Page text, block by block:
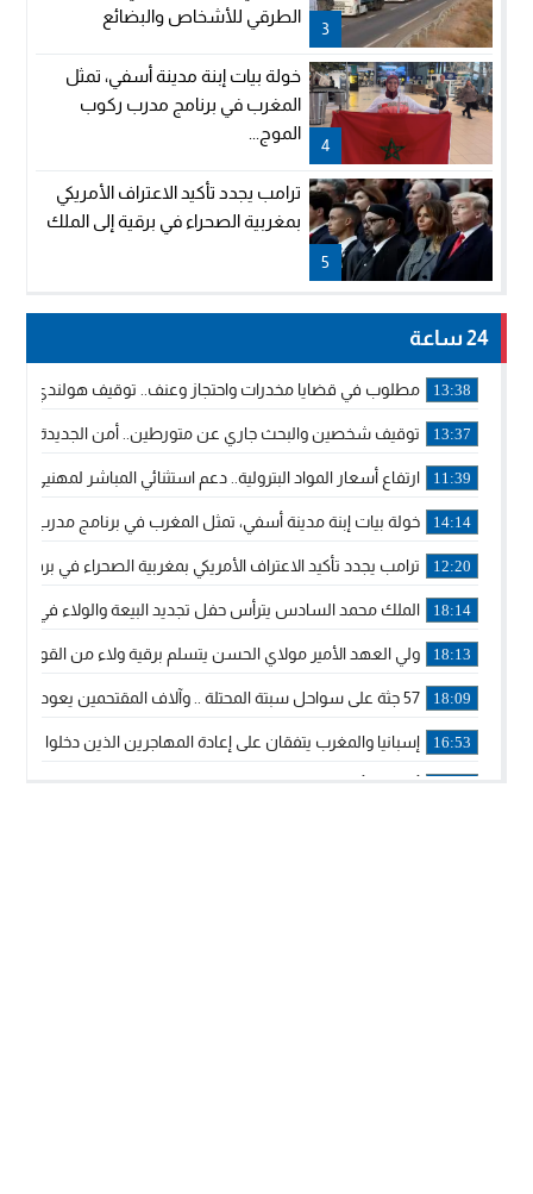
3
الطرقي للأشخاص والبضائع
4
خولة بيات إبنة مدينة أسفي، تمثل
المغرب في برنامج مدرب ركوب
الموج...
5
ترامب يجدد تأكيد الاعتراف الأمريكي
بمغربية الصحراء في برقية إلى الملك
24 ساعة
13:38 مطلوب في قضايا مخدرات واحتجاز وعنف.. توقيف هولندي
13:37 توقيف شخصين والبحث جاري عن متورطين.. أمن الجديدة يفك
11:39 ارتفاع أسعار المواد البترولية.. دعم استثنائي المباشر لمهنيي
14:14 خولة بيات إبنة مدينة أسفي، تمثل المغرب في برنامج مدرب
12:20 ترامب يجدد تأكيد الاعتراف الأمريكي بمغربية الصحراء في برقية
18:14 الملك محمد السادس يترأس حفل تجديد البيعة والولاء في
18:13 ولي العهد الأمير مولاي الحسن يتسلم برقية ولاء من القوات
18:09 57 جثة على سواحل سبتة المحتلة .. وآلاف المقتحمين يعودون إلى المغرب
16:53 إسبانيا والمغرب يتفقان على إعادة المهاجرين الذين دخلوا سبتة